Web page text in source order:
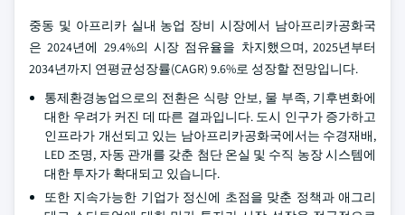
중동 및 아프리카 실내 농업 장비 시장에서 남아프리카공화국
은 2024년에 29.4%의 시장 점유율을 차지했으며, 2025년부터
2034년까지 연평균성장률(CAGR) 9.6%로 성장할 전망입니다.
통제환경농업으로의 전환은 식량 안보, 물 부족, 기후변화에
대한 우려가 커진 데 따른 결과입니다. 도시 인구가 증가하고
인프라가 개선되고 있는 남아프리카공화국에서는 수경재배,
LED 조명, 자동 관개를 갖춘 첨단 온실 및 수직 농장 시스템에
대한 투자가 확대되고 있습니다.
또한 지속가능한 기업가 정신에 초점을 맞춘 정책과 애그리